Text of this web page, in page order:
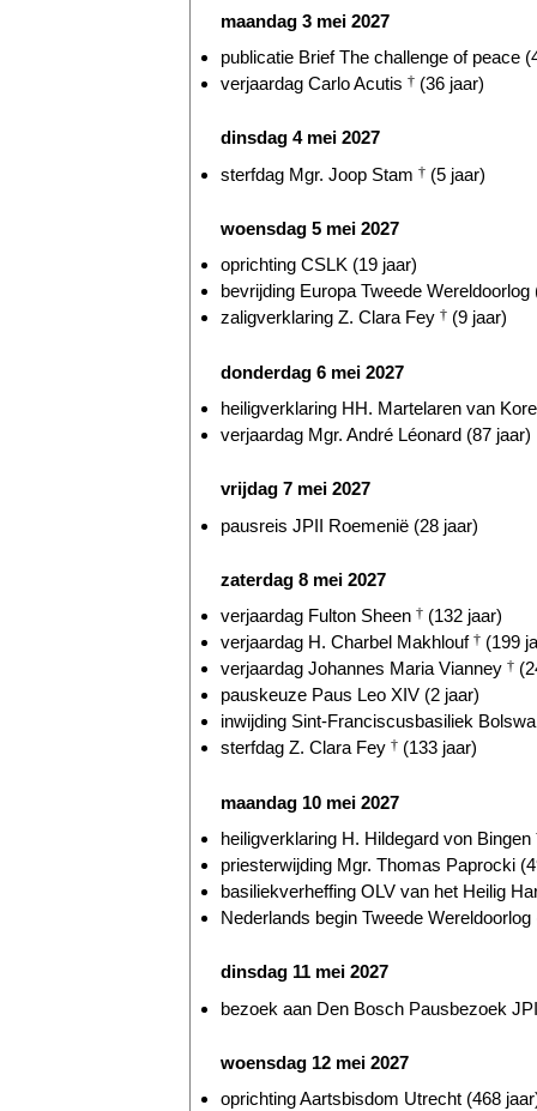
maandag 3 mei 2027
publicatie Brief The challenge of peace
verjaardag Carlo Acutis † (36 jaar)
dinsdag 4 mei 2027
sterfdag Mgr. Joop Stam † (5 jaar)
woensdag 5 mei 2027
oprichting CSLK (19 jaar)
bevrijding Europa Tweede Wereldoorlog
zaligverklaring Z. Clara Fey † (9 jaar)
donderdag 6 mei 2027
heiligverklaring HH. Martelaren van
verjaardag Mgr. André Léonard (87 jaar)
vrijdag 7 mei 2027
pausreis JPII Roemenië (28 jaar)
zaterdag 8 mei 2027
verjaardag Fulton Sheen † (132 jaar)
verjaardag H. Charbel Makhlouf † (199
verjaardag Johannes Maria Vianney †
pauskeuze Paus Leo XIV (2 jaar)
inwijding Sint-Franciscusbasiliek
sterfdag Z. Clara Fey † (133 jaar)
maandag 10 mei 2027
heiligverklaring H. Hildegard von Bingen
priesterwijding Mgr. Thomas Paprocki
basiliekverheffing OLV van het Heilig
Nederlands begin Tweede Wereldoorlog
dinsdag 11 mei 2027
bezoek aan Den Bosch Pausbezoek
woensdag 12 mei 2027
oprichting Aartsbisdom Utrecht (468